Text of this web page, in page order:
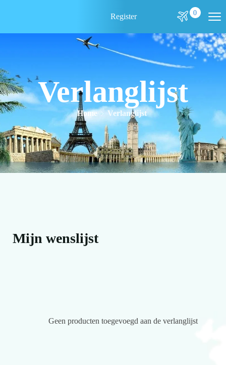
Register 0
Verlanglijst
Home Verlanglijst
Mijn wenslijst
Geen producten toegevoegd aan de verlanglijst